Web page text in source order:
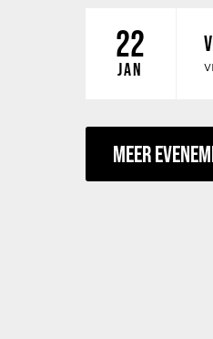
22
JAN
MEER